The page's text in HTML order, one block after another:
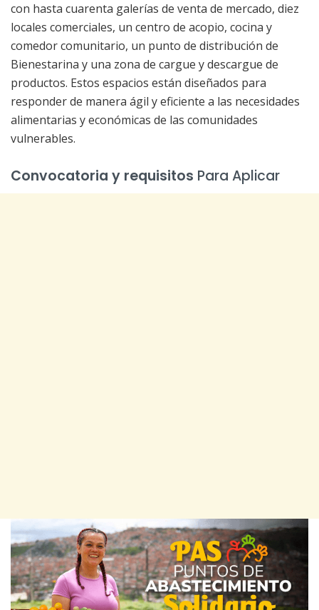
con hasta cuarenta galerías de venta de mercado, diez
locales comerciales, un centro de acopio, cocina y
comedor comunitario, un punto de distribución de
Bienestarina y una zona de cargue y descargue de
productos. Estos espacios están diseñados para
responder de manera ágil y eficiente a las necesidades
alimentarias y económicas de las comunidades
vulnerables.
Convocatoria y requisitos Para Aplicar